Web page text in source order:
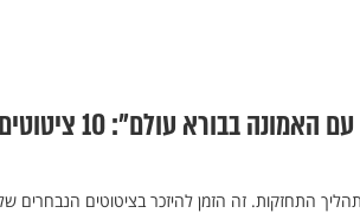
"אנחנו הולכים עם הראש בקיר, במקום עם האמונה בבורא עולם": 10 ציטוטים
התחזקות. זה הזמן להיזכר בציטוטים הנבחרים